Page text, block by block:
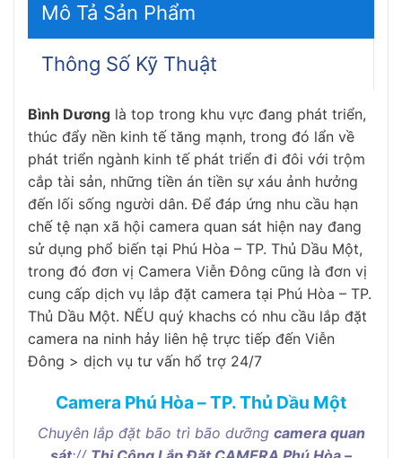
Mô Tả Sản Phẩm
Thông Số Kỹ Thuật
Bình Dương là top trong khu vực đang phát triển,
thúc đẩy nền kinh tế tăng mạnh, trong đó lẩn về
phát triển ngành kinh tế phát triển đi đôi với trộm
cắp tài sản, những tiền án tiền sự xáu ảnh hưởng
đến lối sống người dân. Để đáp ứng nhu cầu hạn
chế tệ nạn xã hội camera quan sát hiện nay đang
sử dụng phổ biến tại Phú Hòa – TP. Thủ Dầu Một,
trong đó đơn vị Camera Viễn Đông cũng là đơn vị
cung cấp dịch vụ lắp đặt camera tại Phú Hòa – TP.
Thủ Dầu Một. NẾU quý khachs có nhu cầu lắp đặt
camera na ninh hảy liên hệ trực tiếp đến Viễn
Đông > dịch vụ tư vấn hổ trợ 24/7
Camera Phú Hòa – TP. Thủ Dầu Một
Chuyên lắp đặt bão trì bão dưỡng camera quan